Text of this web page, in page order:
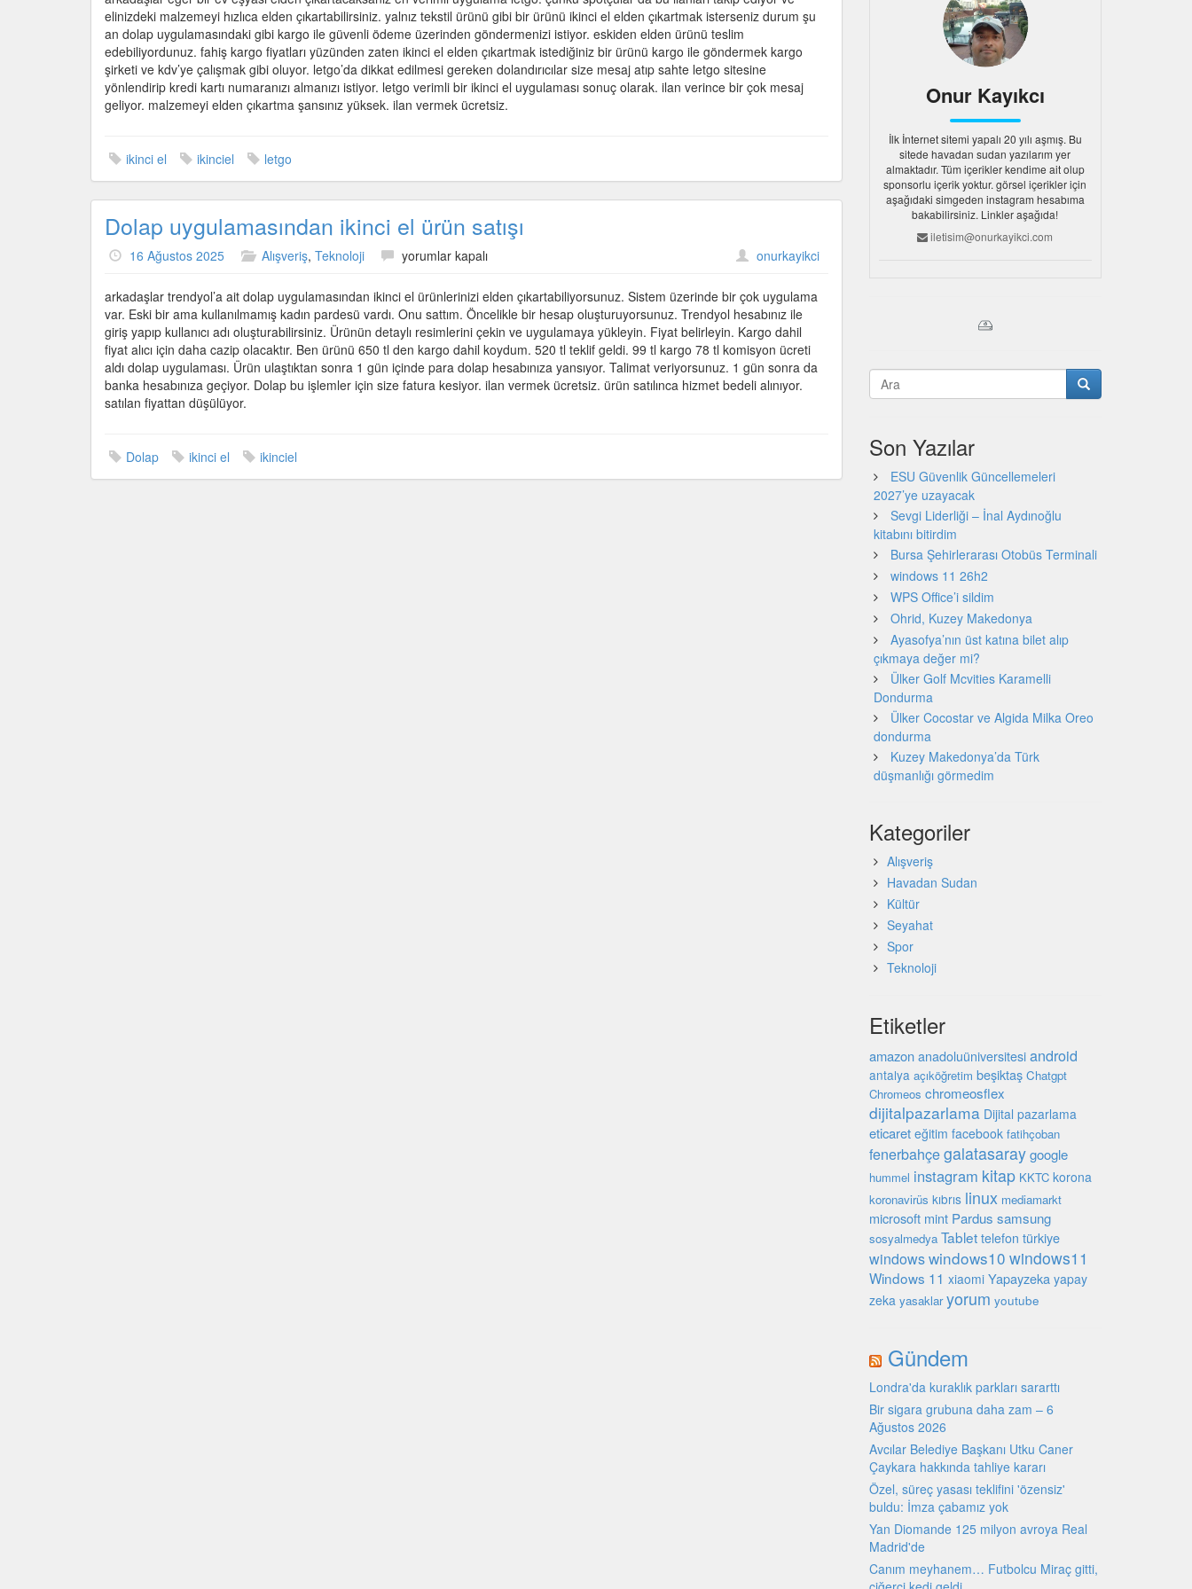
el
ürün
satışı
için
elinizdeki malzemeyi hızlıca elden çıkartabilirsiniz. yalnız tekstil ürünü gibi bir ürünü ikinci el elden çıkartmak isterseniz durum şu
an dolap uygulamasındaki gibi kargo ile güvenli ödeme üzerinden göndermenizi istiyor. eskiden elden ürünü teslim
edebiliyordunuz. fahiş kargo fiyatları yüzünden zaten ikinci el elden çıkartmak istediğiniz bir ürünü kargo ile göndermek kargo
şirketi ve kdv’ye çalışmak gibi oluyor. letgo’da dikkat edilmesi gereken dolandırıcılar size mesaj atıp sahte letgo sitesine
yönlendirip kredi kartı numaranızı almanızı istiyor. letgo verimli bir ikinci el uygulaması sonuç olarak. ilan verince bir çok mesaj
geliyor. malzemeyi elden çıkartma şansınız yüksek. ilan vermek ücretsiz.
ikinci el ikinciel letgo
Dolap uygulamasından ikinci el ürün satışı
16 Ağustos 2025 Alışveriş, Teknoloji
Dolap
ikinci
el
ürün
satışı
için
yorumlar kapalı onurkayikci
arkadaşlar trendyol’a ait dolap uygulamasından ikinci el ürünlerinizi elden çıkartabiliyorsunuz. Sistem üzerinde bir çok uygulama
var. Eski bir ama kullanılmamış kadın pardesü vardı. Onu sattım. Öncelikle bir hesap oluşturuyorsunuz. Trendyol hesabınız ile
giriş yapıp kullanıcı adı oluşturabilirsiniz. Ürünün detaylı resimlerini çekin ve uygulamaya yükleyin. Fiyat belirleyin. Kargo dahil
fiyat alıcı için daha cazip olacaktır. Ben ürünü 650 tl den kargo dahil koydum. 520 tl teklif geldi. 99 tl kargo 78 tl komisyon ücreti
aldı dolap uygulaması. Ürün ulaştıktan sonra 1 gün içinde para dolap hesabınıza yansıyor. Talimat veriyorsunuz. 1 gün sonra da
banka hesabınıza geçiyor. Dolap bu işlemler için size fatura kesiyor. ilan vermek ücretsiz. ürün satılınca hizmet bedeli alınıyor.
satılan fiyattan düşülüyor.
Dolap ikinci el ikinciel
Onur Kayıkcı
İlk İnternet sitemi yapalı 20 yılı aşmış. Bu
sitede havadan sudan yazılarım yer
almaktadır. Tüm içerikler kendime ait olup
sponsorlu içerik yoktur. görsel içerikler için
aşağıdaki simgeden instagram hesabıma
bakabilirsiniz. Linkler aşağıda!
iletisim@onurkayikci.com
Son Yazılar
ESU Güvenlik Güncellemeleri
2027’ye uzayacak
Sevgi Liderliği – İnal Aydınoğlu
kitabını bitirdim
Bursa Şehirlerarası Otobüs Terminali
windows 11 26h2
WPS Office’i sildim
Ohrid, Kuzey Makedonya
Ayasofya’nın üst katına bilet alıp
çıkmaya değer mi?
Ülker Golf Mcvities Karamelli
Dondurma
Ülker Cocostar ve Algida Milka Oreo
dondurma
Kuzey Makedonya’da Türk
düşmanlığı görmedim
Kategoriler
Alışveriş
Havadan Sudan
Kültür
Seyahat
Spor
Teknoloji
Etiketler
amazon anadoluüniversitesi android
antalya açıköğretim beşiktaş Chatgpt
Chromeos chromeosflex
dijitalpazarlama Dijital pazarlama
eticaret eğitim facebook fatihçoban
fenerbahçegalatasaray google
hummel instagram kitap KKTC korona
koronavirüs kıbrıs linux mediamarkt
microsoft mint Pardus samsung
sosyalmedya Tablet telefon türkiye
windowswindows10 windows11
Windows 11 xiaomi Yapayzeka yapay
zeka yasaklar yorum youtube
Gündem
Londra'da kuraklık parkları sararttı
Bir sigara grubuna daha zam – 6
Ağustos 2026
Avcılar Belediye Başkanı Utku Caner
Çaykara hakkında tahliye kararı
Özel, süreç yasası teklifini 'özensiz'
buldu: İmza çabamız yok
Yan Diomande 125 milyon avroya Real
Madrid'de
Canım meyhanem… Futbolcu Miraç gitti,